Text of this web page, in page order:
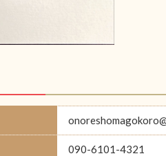
090-6101-4321